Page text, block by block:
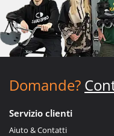
Domande?
Servizio clienti
Aiuto & Contatti